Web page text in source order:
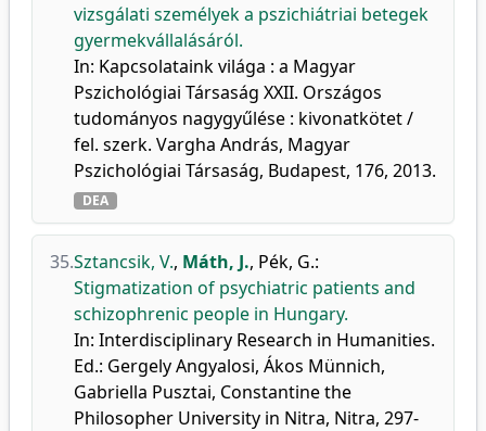
vizsgálati személyek a pszichiátriai betegek
gyermekvállalásáról.
In: Kapcsolataink világa : a Magyar
Pszichológiai Társaság XXII. Országos
tudományos nagygyűlése : kivonatkötet /
fel. szerk. Vargha András, Magyar
Pszichológiai Társaság, Budapest, 176, 2013.
DEA
35.Sztancsik, V., Máth, J., Pék, G.:
Stigmatization of psychiatric patients and
schizophrenic people in Hungary.
In: Interdisciplinary Research in Humanities.
Ed.: Gergely Angyalosi, Ákos Münnich,
Gabriella Pusztai, Constantine the
Philosopher University in Nitra, Nitra, 297-